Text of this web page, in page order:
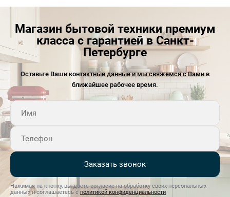
Магазин бытовой техники премиум
класса с гарантией в Санкт-
Петербурге
Оставьте Ваши контактные данные и мы свяжемся с Вами в
ближайшее рабочее время.
Заказать звонок
Нажимая на кнопку, вы даете согласие на обработку своих персональных
данных и соглашаетесь с политикой конфиденциальности